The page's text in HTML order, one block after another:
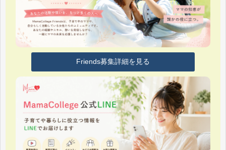
Friends募集詳細を見る